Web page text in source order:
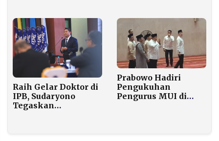
Hukum
Internasional
Raih Gelar Doktor di
IPB, Sudaryono
Tegaskan
Prabowo Hadiri
Pengukuhan
Pengurus MUI di